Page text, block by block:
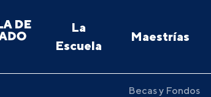
La
Escuela
Maestrías
Becas y Fondos